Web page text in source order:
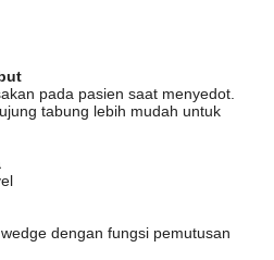
pada pasien saat menyedot.
tabung lebih mudah untuk
dengan fungsi pemutusan